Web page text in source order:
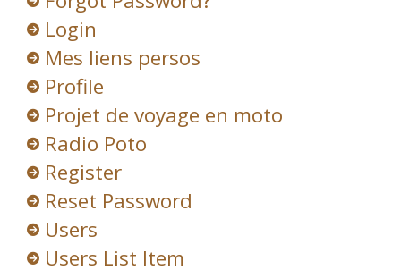
Login
Mes liens persos
Profile
Projet de voyage en moto
Radio Poto
Register
Reset Password
Users
Users List Item